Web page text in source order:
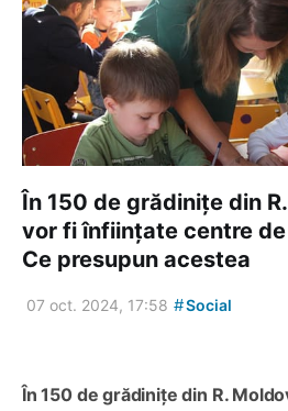
În 150 de grădinițe din
vor fi înființate centre
Ce presupun acestea
07 oct. 2024, 17:58 #Social
În 150 de grădinițe din R.